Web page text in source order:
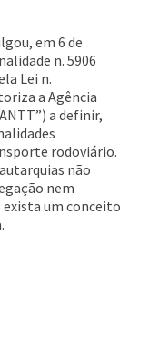
em 6 de
n. 5906
Lei n.
a Agência
a definir,
rodoviário.
não
nem
um conceito